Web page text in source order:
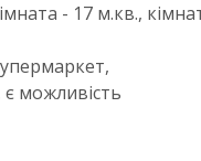
- 17 м.кв.,
можливість